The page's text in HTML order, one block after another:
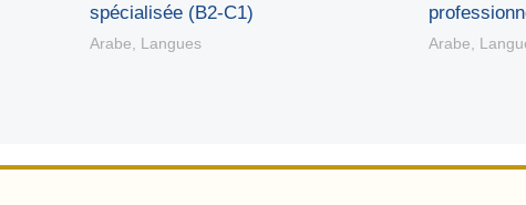
spécialisée (B2-C1)
Arabe Langues Arabe